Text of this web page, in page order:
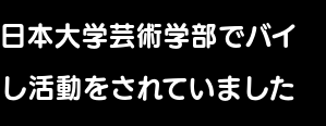
本大学芸術学部でバイ
活動をされていました